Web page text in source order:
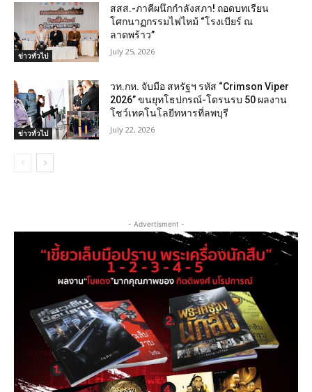
ข่าวทั่วไป
สสส.-ภาคีผนึกกำลังสภา! ถอดบทเรียน
โศกนาฏกรรมไฟไหม้ “โรงเบียร์ ณ
ลาดพร้าว”
July 25, 2026
ข่าวทั่วไป
วท.กห. จับมือ สหรัฐฯ รหัส “Crimson Viper
2026” ขนยุทโธปกรณ์-โดรนรบ 50 ผลงาน
โชว์เทคโนโลยีทหารที่ลพบุรี
July 22, 2026
- Advertisment -